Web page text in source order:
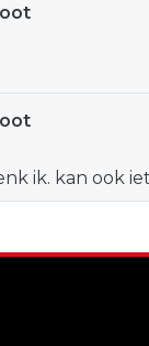
ik. kan ook